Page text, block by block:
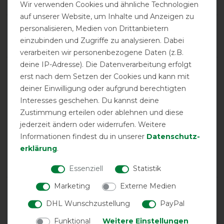
Product Rating
5/5
product experience
calculated from 7 customer reviews
Neutral
LATEST REVIEWS
21.07.2025
Top Qualität Schnitt der Ponydecke ist " eseltauglich"
Wir verwenden Cookies und ähnliche Technologien
auf unserer Website, um Inhalte und Anzeigen zu
personalisieren, Medien von Drittanbietern
einzubinden und Zugriffe zu analysieren. Dabei
verarbeiten wir personenbezogene Daten (z.B.
deine IP-Adresse). Die Datenverarbeitung erfolgt
erst nach dem Setzen der Cookies und kann mit
deiner Einwilligung oder aufgrund berechtigten
Interesses geschehen. Du kannst deine
Zustimmung erteilen oder ablehnen und diese
jederzeit ändern oder widerrufen. Weitere
Informationen findest du in unserer Daten­schutz­
erklärung.
Essenziell
Statistik
Marketing
Externe Medien
DHL Wunschzustellung
PayPal
Funktional
Weitere Einstellungen